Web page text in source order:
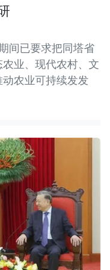
间已要求把同塔省
业、现代农村、文
农业可持续发发